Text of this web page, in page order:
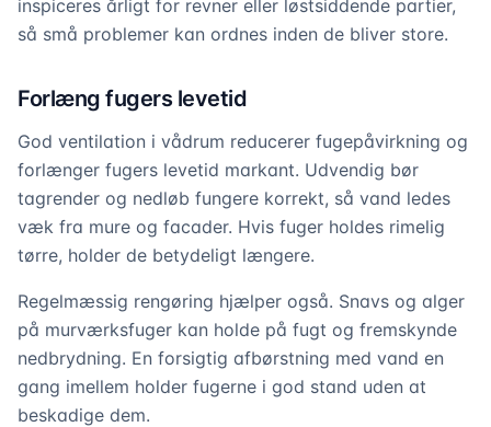
inspiceres årligt for revner eller løstsiddende partier,
så små problemer kan ordnes inden de bliver store.
Forlæng fugers levetid
God ventilation i vådrum reducerer fugepåvirkning og
forlænger fugers levetid markant. Udvendig bør
tagrender og nedløb fungere korrekt, så vand ledes
væk fra mure og facader. Hvis fuger holdes rimelig
tørre, holder de betydeligt længere.
Regelmæssig rengøring hjælper også. Snavs og alger
på murværksfuger kan holde på fugt og fremskynde
nedbrydning. En forsigtig afbørstning med vand en
gang imellem holder fugerne i god stand uden at
beskadige dem.